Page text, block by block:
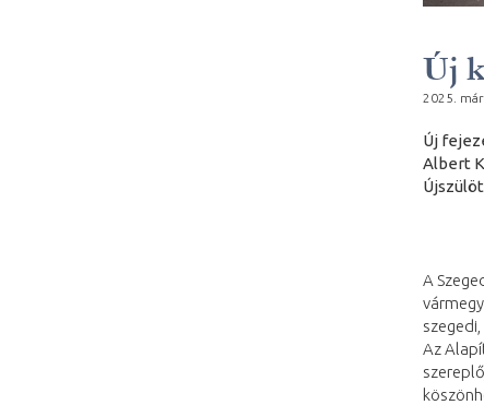
Új
2025.
Új
Albert
A
Az